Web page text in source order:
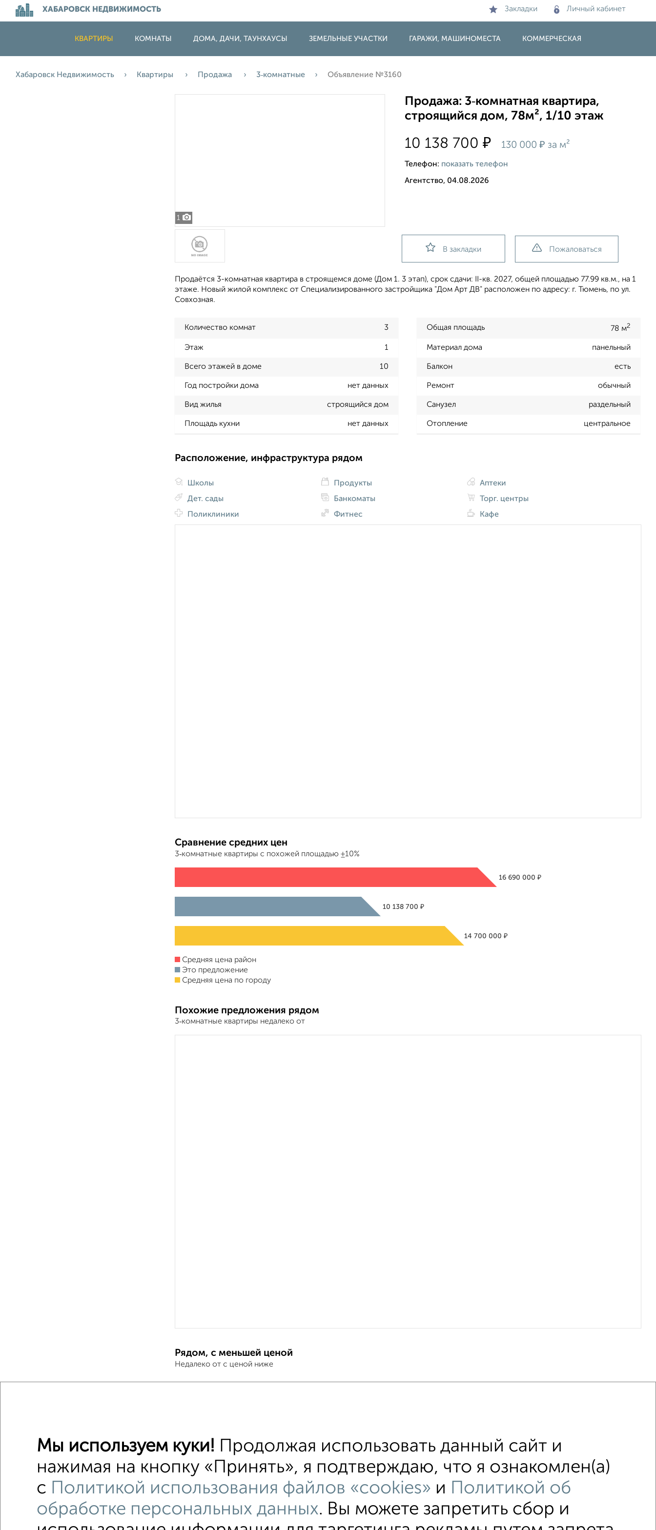
ХАБАРОВСК НЕДВИЖИМОСТЬ Закладки Личный кабинет
КВАРТИРЫ КОМНАТЫ ДОМА, ДАЧИ, ТАУНХАУСЫ ЗЕМЕЛЬНЫЕ УЧАСТКИ ГАРАЖИ, МАШИНОМЕСТА КОММЕРЧЕСКАЯ
Хабаровск Недвижимость Квартиры Продажа 3‑комнатные Объявление №3160
1
Продажа: 3‑комнатная квартира,
строящийся дом, 78м², 1/10 этаж
10 138 700₽ 130 000₽ за м²
Телефон: показать телефон
Агентство, 04.08.2026
В закладки Пожаловаться
Продаётся 3-комнатная квартира в строящемся доме (Дом 1. 3 этап), срок сдачи: II-кв. 2027, общей площадью 77.99 кв.м., на 1
этаже. Новый жилой комплекс от Специализированного застройщика "Дом Арт ДВ" расположен по адресу: г. Тюмень, по ул.
Совхозная.
Количество комнат 3 Общая площадь 78 м2
Этаж 1 Материал дома панельный
Всего этажей в доме 10 Балкон есть
Год постройки дома нет данных Ремонт обычный
Вид жилья строящийся дом Санузел раздельный
Площадь кухни нет данных Отопление центральное
Расположение, инфраструктура рядом
Школы
Дет. сады
Поликлиники
Продукты
Банкоматы
Фитнес
Аптеки
Торг. центры
Кафе
Сравнение средних цен
3‑комнатные квартиры с похожей площадью ±10%
16 690 000₽
10 138 700 ₽
14 700 000₽
Средняя цена район
Это предложение
Средняя цена по городу
Похожие предложения рядом
3‑комнатные квартиры недалеко от
Рядом, с меньшей ценой
Недалеко от с ценой ниже
в строящихся домах
площадью до 80 м²
Мы используем куки! Продолжая использовать данный сайт и
нажимая на кнопку «Принять», я подтверждаю, что я ознакомлен(а)
с
Политикой использования файлов «cookies» и
Политикой об
обработке персональных данных. Вы можете запретить сбор и